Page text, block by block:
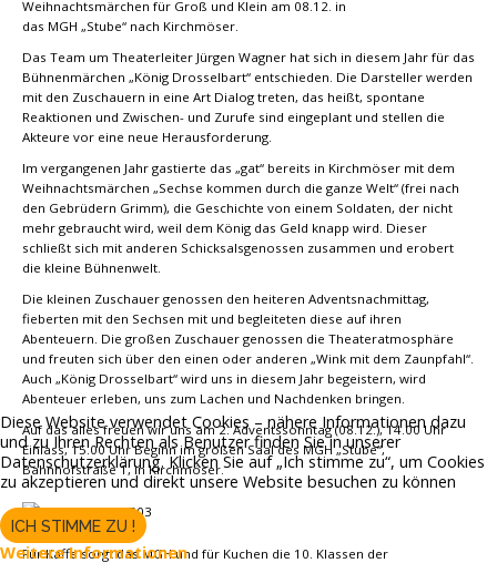
Weihnachtsmärchen für Groß und Klein am 08.12. in
das MGH „Stube“ nach Kirchmöser.
Das Team um Theaterleiter Jürgen Wagner hat sich in diesem Jahr für das
Bühnenmärchen „König Drosselbart“ entschieden. Die Darsteller werden
mit den Zuschauern in eine Art Dialog treten, das heißt, spontane
Reaktionen und Zwischen- und Zurufe sind eingeplant und stellen die
Akteure vor eine neue Herausforderung.
Im vergangenen Jahr gastierte das „gat“ bereits in Kirchmöser mit dem
Weihnachtsmärchen „Sechse kommen durch die ganze Welt“ (frei nach
den Gebrüdern Grimm), die Geschichte von einem Soldaten, der nicht
mehr gebraucht wird, weil dem König das Geld knapp wird. Dieser
schließt sich mit anderen Schicksalsgenossen zusammen und erobert
die kleine Bühnenwelt.
Die kleinen Zuschauer genossen den heiteren Adventsnachmittag,
fieberten mit den Sechsen mit und begleiteten diese auf ihren
Abenteuern. Die großen Zuschauer genossen die Theateratmosphäre
und freuten sich über den einen oder anderen „Wink mit dem Zaunpfahl“.
Auch „König Drosselbart“ wird uns in diesem Jahr begeistern, wird
Abenteuer erleben, uns zum Lachen und Nachdenken bringen.
Auf das alles freuen wir uns am 2. Adventssonntag (08.12.), 14.00 Uhr
Einlass, 15.00 Uhr Beginn im großen Saal des MGH „Stube“,
Bahnhofstraße 1, in Kirchmöser.
Für Kaffe sorgt das MGH und für Kuchen die 10. Klassen der
Diese Website verwendet Cookies – nähere Informationen dazu
und zu Ihren Rechten als Benutzer finden Sie in unserer
Datenschutzerklärung. Klicken Sie auf „Ich stimme zu“, um Cookies
zu akzeptieren und direkt unsere Website besuchen zu können
ICH STIMME ZU !
Weitere Informationen